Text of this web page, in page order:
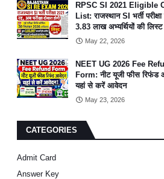
RPSC SI 2021 Eligible
List: राजस्थान SI भर्ती परीक्षा
3.83 लाख अभ्यर्थियों की लिस्ट
May 22, 2026
NEET UG 2026 Fee
Form: नीट यूजी फीस
यहां से करें आवेदन
May 23, 2026
CATEGORIES
Admit Card
Answer Key